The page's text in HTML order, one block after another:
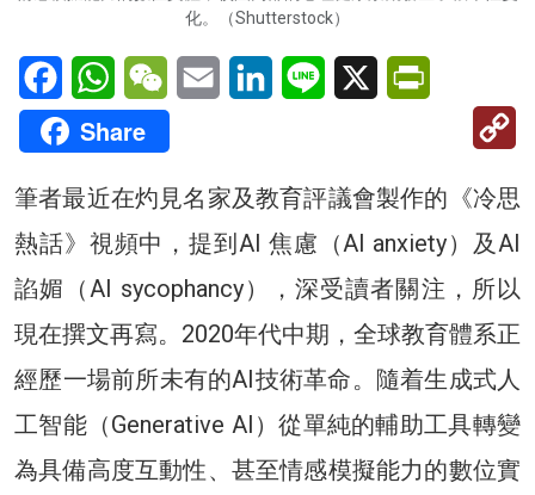
化。（Shutterstock）
FacebookWhatsAppWeChatEmail LinkedInLine X
Share
筆者最近在灼見名家及教育評議會製作的《冷思
熱話》視頻中，提到AI 焦慮（AI anxiety）及AI
諂媚（AI sycophancy），深受讀者關注，所以
現在撰文再寫。2020年代中期，全球教育體系正
經歷一場前所未有的AI技術革命。隨着生成式人
工智能（Generative AI）從單純的輔助工具轉變
為具備高度互動性、甚至情感模擬能力的數位實